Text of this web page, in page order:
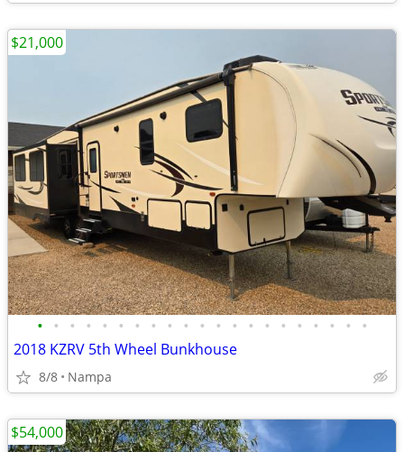
• • • • • • • • • • • • • • • • • • • • •
2018 KZRV 5th Wheel Bunkhouse
8/8 Nampa
$21,000
$54,000